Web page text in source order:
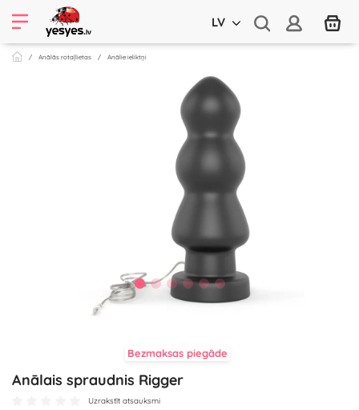
LV
Anālās rotaļlietas Anālie ieliktņi
Bezmaksas piegāde
Anālais spraudnis Rigger
Uzrakstīt atsauksmi